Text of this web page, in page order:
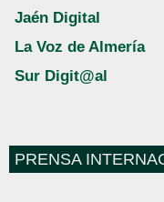
Jaén Digital
La Voz de Almería
Sur Digit@al
PRENSA